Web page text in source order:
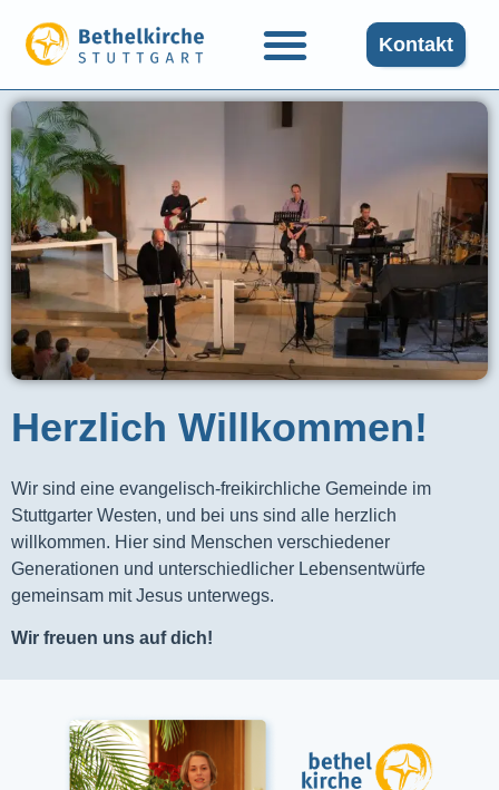
Kontakt
Herzlich Willkommen!
Wir sind eine evangelisch-freikirchliche Gemeinde im
Stuttgarter Westen, und bei uns sind alle herzlich
willkommen. Hier sind Menschen verschiedener
Generationen und unterschiedlicher Lebensentwürfe
gemeinsam mit Jesus unterwegs.
Wir freuen uns auf dich!